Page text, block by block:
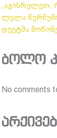
„აგისრულეთ,
ლელა
დუეტმა
ბოლო
No comments